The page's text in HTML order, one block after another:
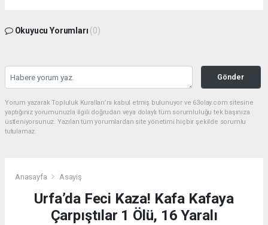
Okuyucu Yorumları (0)
Gönder
Yorum yazarak Topluluk Kuralları’nı kabul etmiş bulunuyor ve 63olay.com sitesine
yaptığınız yorumunuzla ilgili doğrudan veya dolaylı tüm sorumluluğu tek başınıza
üstleniyorsunuz. Yazılan tüm yorumlardan site yönetimi hiçbir şekilde sorumlu
tutulamaz.
Anasayfa Asayiş
Urfa’da Feci Kaza! Kafa Kafaya
Çarpıştılar 1 Ölü, 16 Yaralı